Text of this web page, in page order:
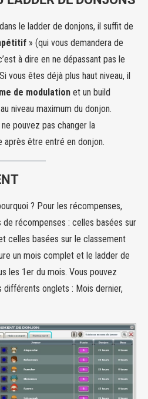
le ladder de donjons, il suffit de
» (qui vous demandera de
à dire en ne dépassant pas le
vous êtes déjà plus haut niveau, il
de modulation et un build
niveau maximum du donjon.
pouvez pas changer la
être entré en donjon.
? Pour les récompenses,
récompenses : celles basées sur
celles basées sur le classement
un mois complet et le ladder de
les 1er du mois. Vous pouvez
onglets : Mois dernier,